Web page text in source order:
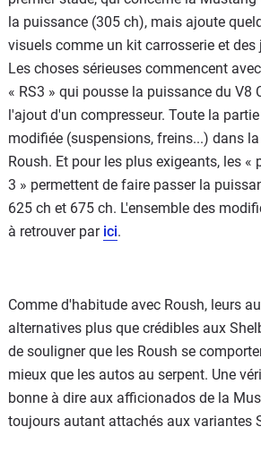
la puissance (305 ch), mais ajoute
visuels comme un kit carrosserie et
Les choses sérieuses commencent
« RS3 » qui pousse la puissance du V8
l'ajout d'un compresseur. Toute la
modifiée (suspensions, freins...) dans
Roush. Et pour les plus exigeants, les «
3 » permettent de faire passer la
625 ch et 675 ch. L'ensemble des
à retrouver par ici.
Comme d'habitude avec Roush, leurs
alternatives plus que crédibles aux
de souligner que les Roush se
mieux que les autos au serpent. Une
bonne à dire aux afficionados de la
toujours autant attachés aux variantes